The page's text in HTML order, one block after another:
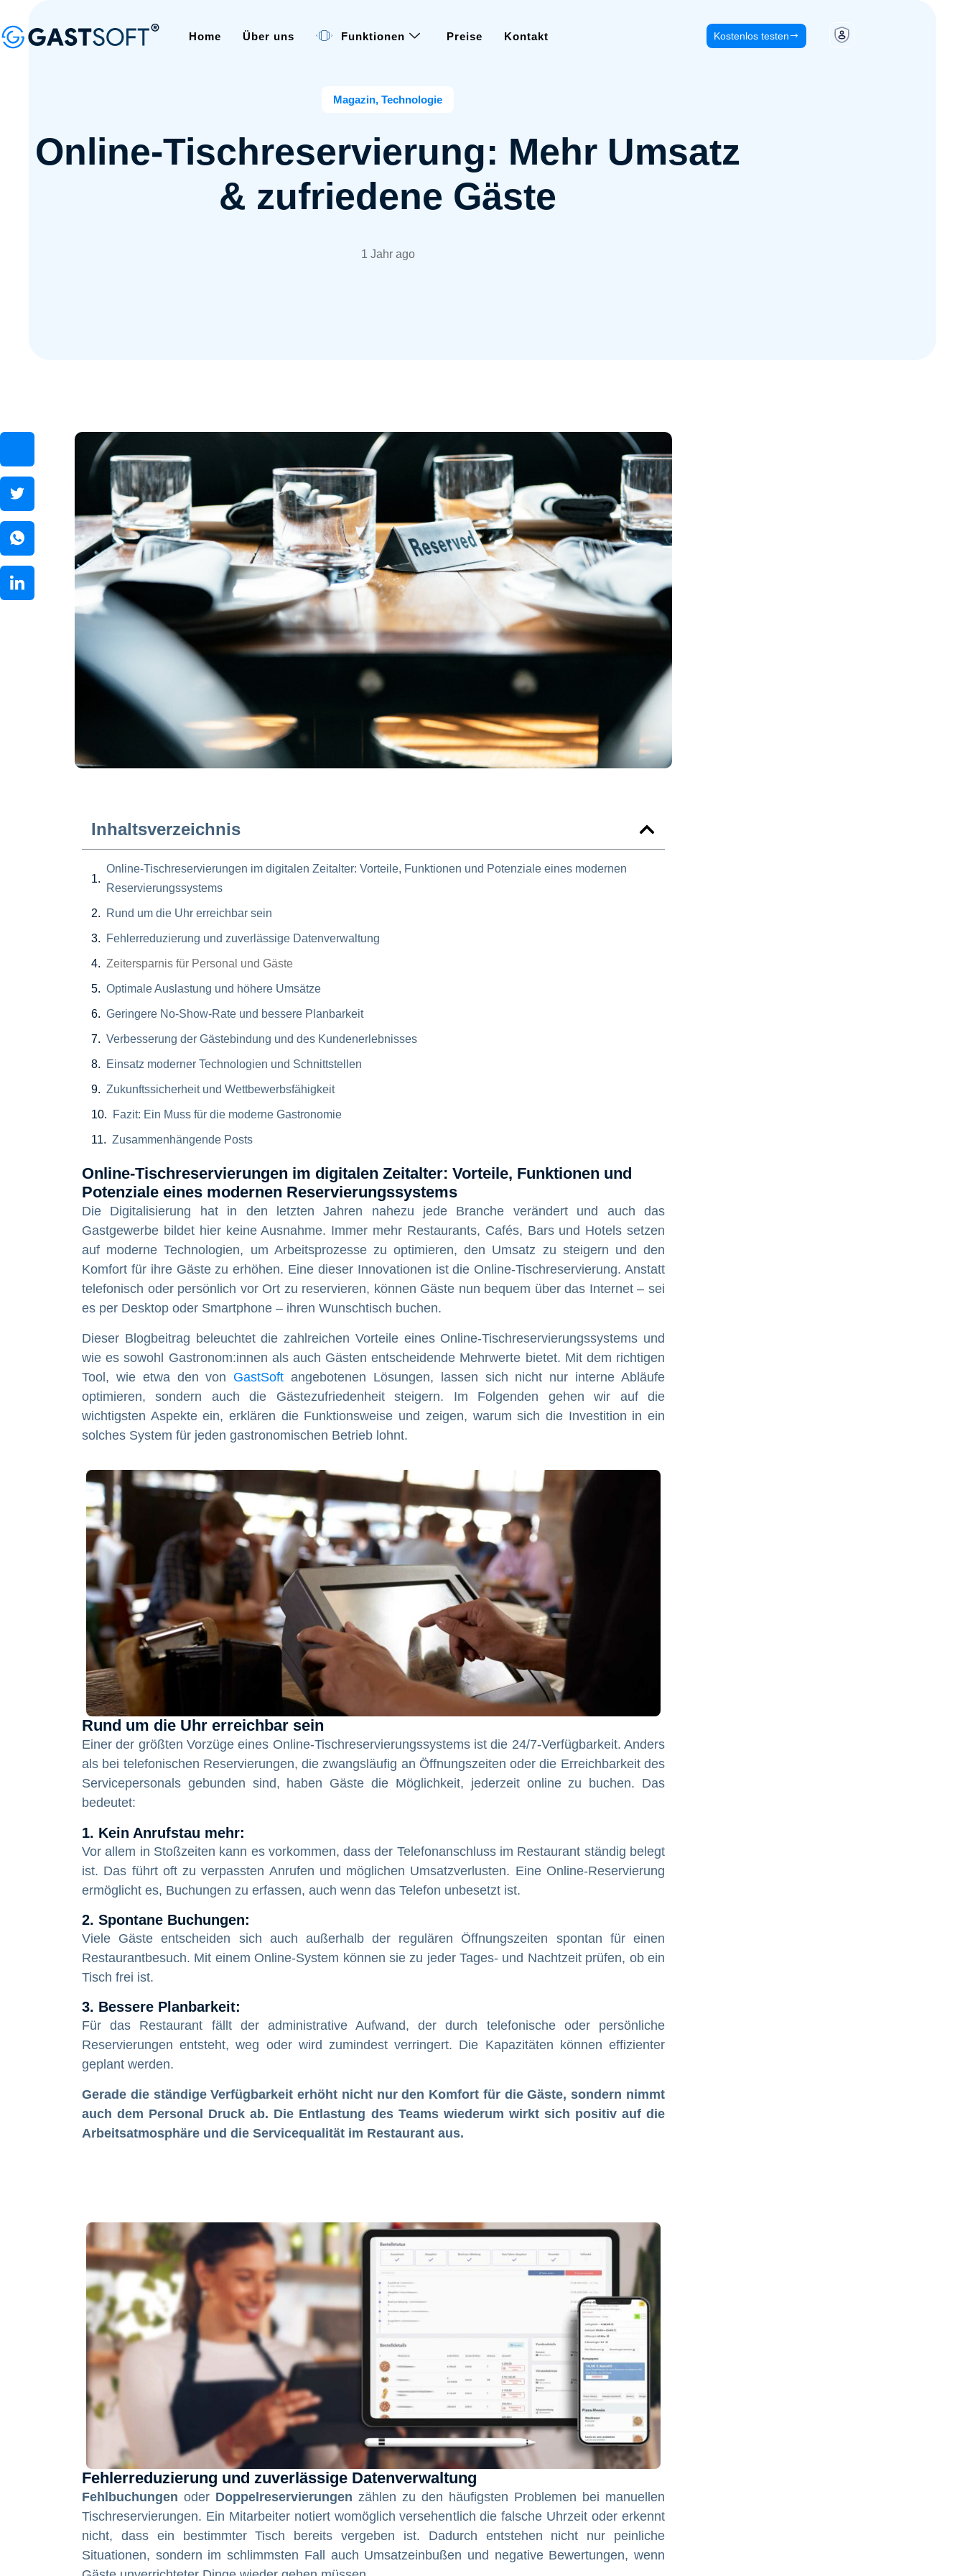
Home Über uns Funktionen Preise Kontakt Kostenlos testen
Magazin, Technologie
Online-Tischreservierung: Mehr Umsatz
& zufriedene Gäste
1 Jahr ago
Inhaltsverzeichnis
Online-Tischreservierungen im digitalen Zeitalter: Vorteile, Funktionen und Potenziale eines modernen
Reservierungssystems
Rund um die Uhr erreichbar sein
Fehlerreduzierung und zuverlässige Datenverwaltung
Zeitersparnis für Personal und Gäste
Optimale Auslastung und höhere Umsätze
Geringere No-Show-Rate und bessere Planbarkeit
Verbesserung der Gästebindung und des Kundenerlebnisses
Einsatz moderner Technologien und Schnittstellen
Zukunftssicherheit und Wettbewerbsfähigkeit
Fazit: Ein Muss für die moderne Gastronomie
Zusammenhängende Posts
Online-Tischreservierungen im digitalen Zeitalter: Vorteile, Funktionen und
Potenziale eines modernen Reservierungssystems
Die Digitalisierung hat in den letzten Jahren nahezu jede Branche verändert und auch das
Gastgewerbe bildet hier keine Ausnahme. Immer mehr Restaurants, Cafés, Bars und Hotels setzen
auf moderne Technologien, um Arbeitsprozesse zu optimieren, den Umsatz zu steigern und den
Komfort für ihre Gäste zu erhöhen. Eine dieser Innovationen ist die Online-Tischreservierung. Anstatt
telefonisch oder persönlich vor Ort zu reservieren, können Gäste nun bequem über das Internet – sei
es per Desktop oder Smartphone – ihren Wunschtisch buchen.
Dieser Blogbeitrag beleuchtet die zahlreichen Vorteile eines Online-Tischreservierungssystems und
wie es sowohl Gastronom:innen als auch Gästen entscheidende Mehrwerte bietet. Mit dem richtigen
Tool, wie etwa den von GastSoft angebotenen Lösungen, lassen sich nicht nur interne Abläufe
optimieren, sondern auch die Gästezufriedenheit steigern. Im Folgenden gehen wir auf die
wichtigsten Aspekte ein, erklären die Funktionsweise und zeigen, warum sich die Investition in ein
solches System für jeden gastronomischen Betrieb lohnt.
Rund um die Uhr erreichbar sein
Einer der größten Vorzüge eines Online-Tischreservierungssystems ist die 24/7-Verfügbarkeit. Anders
als bei telefonischen Reservierungen, die zwangsläufig an Öffnungszeiten oder die Erreichbarkeit des
Servicepersonals gebunden sind, haben Gäste die Möglichkeit, jederzeit online zu buchen. Das
bedeutet:
1. Kein Anrufstau mehr:
Vor allem in Stoßzeiten kann es vorkommen, dass der Telefonanschluss im Restaurant ständig belegt
ist. Das führt oft zu verpassten Anrufen und möglichen Umsatzverlusten. Eine Online-Reservierung
ermöglicht es, Buchungen zu erfassen, auch wenn das Telefon unbesetzt ist.
2. Spontane Buchungen:
Viele Gäste entscheiden sich auch außerhalb der regulären Öffnungszeiten spontan für einen
Restaurantbesuch. Mit einem Online-System können sie zu jeder Tages- und Nachtzeit prüfen, ob ein
Tisch frei ist.
3. Bessere Planbarkeit:
Für das Restaurant fällt der administrative Aufwand, der durch telefonische oder persönliche
Reservierungen entsteht, weg oder wird zumindest verringert. Die Kapazitäten können effizienter
geplant werden.
Gerade die ständige Verfügbarkeit erhöht nicht nur den Komfort für die Gäste, sondern nimmt
auch dem Personal Druck ab. Die Entlastung des Teams wiederum wirkt sich positiv auf die
Arbeitsatmosphäre und die Servicequalität im Restaurant aus.
Fehlerreduzierung und zuverlässige Datenverwaltung
Fehlbuchungen oder Doppelreservierungen zählen zu den häufigsten Problemen bei manuellen
Tischreservierungen. Ein Mitarbeiter notiert womöglich versehentlich die falsche Uhrzeit oder erkennt
nicht, dass ein bestimmter Tisch bereits vergeben ist. Dadurch entstehen nicht nur peinliche
Situationen, sondern im schlimmsten Fall auch Umsatzeinbußen und negative Bewertungen, wenn